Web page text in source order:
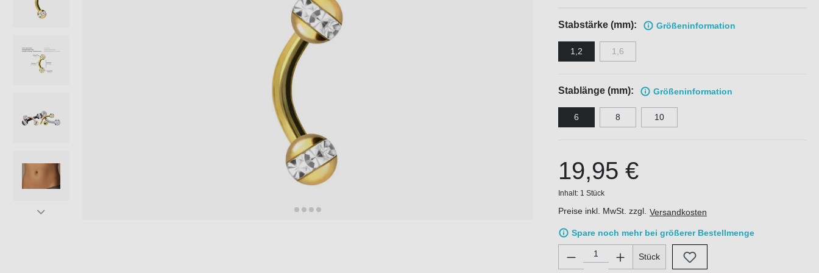
Stabstärke (mm): Größeninformation
1,2 1,6
Stablänge (mm): Größeninformation
6 8 10
19,95 €
Inhalt: 1 Stück
Preise inkl. MwSt. zzgl. Versandkosten
Spare noch mehr bei größerer Bestellmenge
Produkt Anzahl: Gib den gewünschten Wert ein oder
Stück